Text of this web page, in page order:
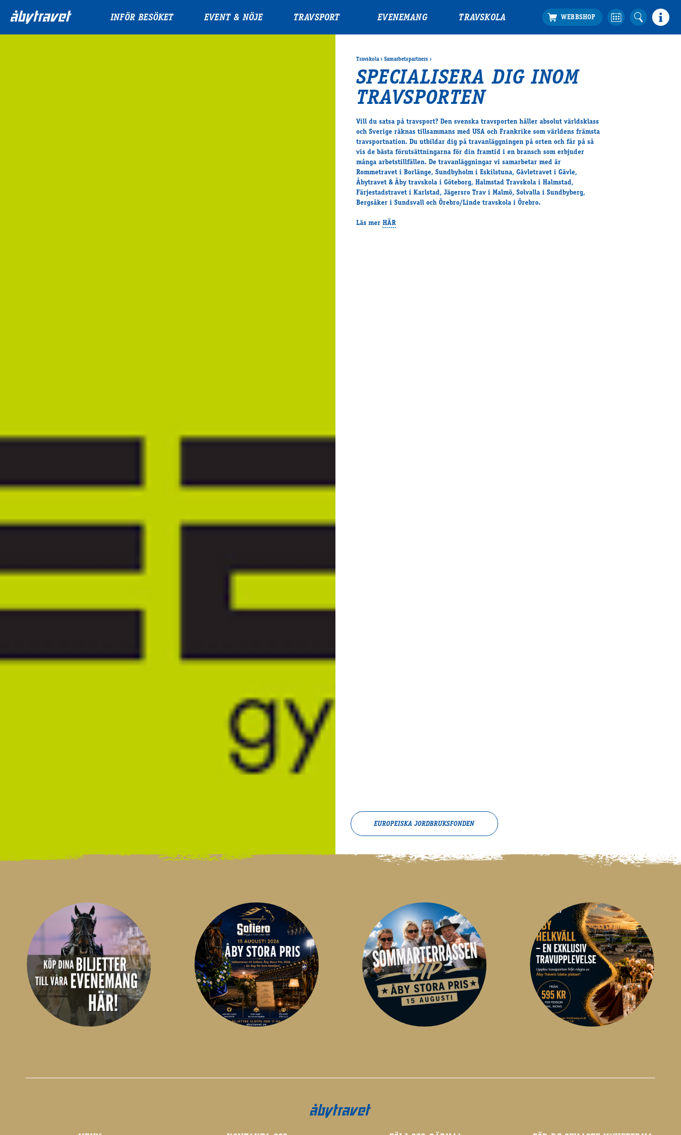
INFÖR BESÖKET EVENT & NÖJE TRAVSPORT EVENEMANG TRAVSKOLA
Travskola› Samarbetspartners›
SPECIALISERA DIG INOM
TRAVSPORTEN
Vill du satsa på travsport? Den svenska travsporten håller absolut världsklass
och Sverige räknas tillsammans med USA och Frankrike som världens främsta
travsportnation. Du utbildar dig på travanläggningen på orten och får på så
vis de bästa förutsättningarna för din framtid i en bransch som erbjuder
många arbetstillfällen. De travanläggningar vi samarbetar med är
Rommetravet i Borlänge, Sundbyholm i Eskilstuna, Gävletravet i Gävle,
Åbytravet & Åby travskola i Göteborg, Halmstad Travskola i Halmstad,
Färjestadstravet i Karlstad, Jägersro Trav i Malmö, Solvalla i Sundbyberg,
Bergsåker i Sundsvall och Örebro/Linde travskola i Örebro.
Läs mer HÄR
EUROPEISKA JORDBRUKSFONDEN